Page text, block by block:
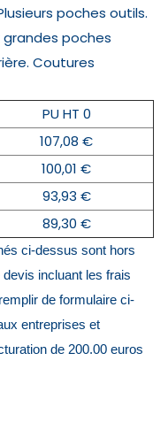
poches outils.
poches
Coutures
PU HT 0
107,08 €
100,01 €
93,93 €
89,30 €
ci-dessus sont hors
incluant les frais
de formulaire ci-
entreprises et
de 200.00 euros